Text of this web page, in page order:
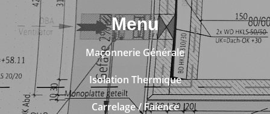
Menu
Maçonnerie Générale
Isolation Thermique
Carrelage / Faience